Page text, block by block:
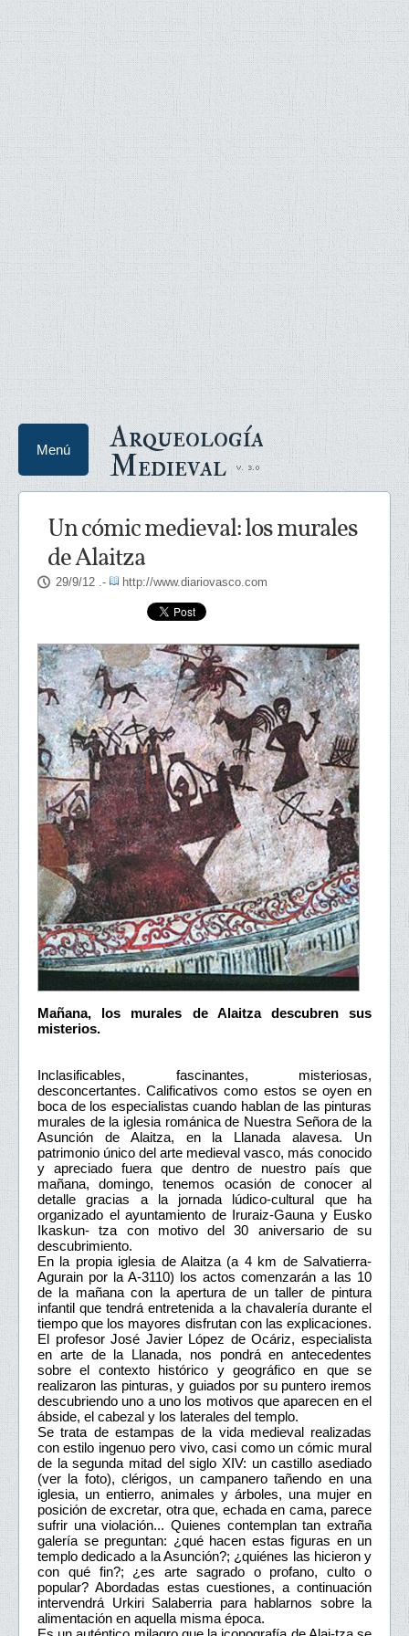
Arqueología
Medieval
Menú
Un cómic medieval: los murales
de Alaitza
29/9/12 .- http://www.diariovasco.com
Mañana, los murales de Alaitza descubren sus
misterios.
Inclasificables, fascinantes, misteriosas,
desconcertantes. Calificativos como estos se oyen en
boca de los especialistas cuando hablan de las pinturas
murales de la iglesia románica de Nuestra Señora de la
Asunción de Alaitza, en la Llanada alavesa. Un
patrimonio único del arte medieval vasco, más conocido
y apreciado fuera que dentro de nuestro país que
mañana, domingo, tenemos ocasión de conocer al
detalle gracias a la jornada lúdico-cultural que ha
organizado el ayuntamiento de Iruraiz-Gauna y Eusko
Ikaskun- tza con motivo del 30 aniversario de su
descubrimiento.
En la propia iglesia de Alaitza (a 4 km de Salvatierra-
Agurain por la A-3110) los actos comenzarán a las 10
de la mañana con la apertura de un taller de pintura
infantil que tendrá entretenida a la chavalería durante el
tiempo que los mayores disfrutan con las explicaciones.
El profesor José Javier López de Ocáriz, especialista
en arte de la Llanada, nos pondrá en antecedentes
sobre el contexto histórico y geográfico en que se
realizaron las pinturas, y guiados por su puntero iremos
descubriendo uno a uno los motivos que aparecen en el
ábside, el cabezal y los laterales del templo.
Se trata de estampas de la vida medieval realizadas
con estilo ingenuo pero vivo, casi como un cómic mural
de la segunda mitad del siglo XIV: un castillo asediado
(ver la foto), clérigos, un campanero tañendo en una
iglesia, un entierro, animales y árboles, una mujer en
posición de excretar, otra que, echada en cama, parece
sufrir una violación... Quienes contemplan tan extraña
galería se preguntan: ¿qué hacen estas figuras en un
templo dedicado a la Asunción?; ¿quiénes las hicieron y
con qué fin?; ¿es arte sagrado o profano, culto o
popular? Abordadas estas cuestiones, a continuación
intervendrá Urkiri Salaberria para hablarnos sobre la
alimentación en aquella misma época.